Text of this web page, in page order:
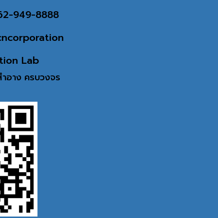
949-8888
Lab
อาง ครบวงจร